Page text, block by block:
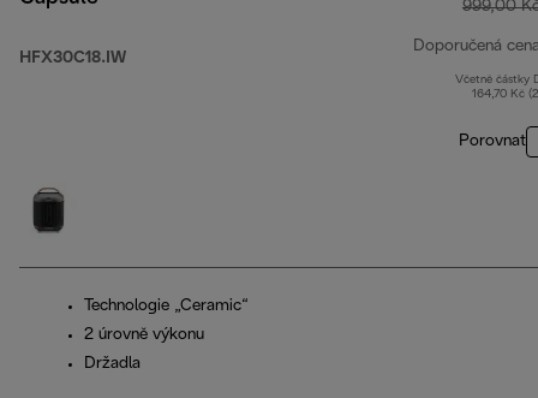
HFX30C18.IW
999,00
Doporučená
Včetně částky
164,70 Kč
Porovnat
Technologie „Ceramic“
2 úrovně výkonu
Držadla